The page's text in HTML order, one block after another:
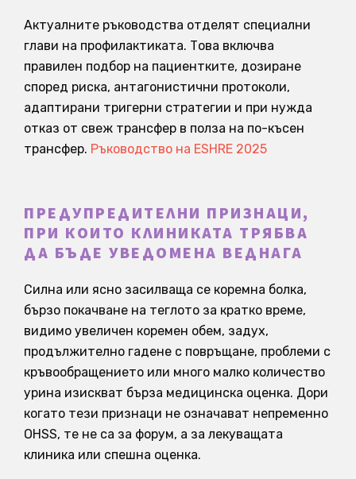
Актуалните ръководства отделят специални
глави на профилактиката. Това включва
правилен подбор на пациентките, дозиране
според риска, антагонистични протоколи,
адаптирани тригерни стратегии и при нужда
отказ от свеж трансфер в полза на по-късен
трансфер. Ръководство на ESHRE 2025
ПРЕДУПРЕДИТЕЛНИ ПРИЗНАЦИ,
ПРИ КОИТО КЛИНИКАТА ТРЯБВА
ДА БЪДЕ УВЕДОМЕНА ВЕДНАГА
Силна или ясно засилваща се коремна болка,
бързо покачване на теглото за кратко време,
видимо увеличен коремен обем, задух,
продължително гадене с повръщане, проблеми с
кръвообращението или много малко количество
урина изискват бърза медицинска оценка. Дори
когато тези признаци не означават непременно
OHSS, те не са за форум, а за лекуващата
клиника или спешна оценка.